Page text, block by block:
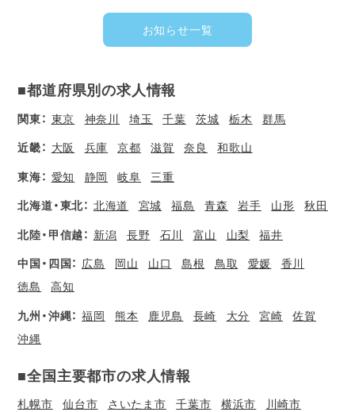
お知らせ一覧
■都道府県別の求人情報
関東： 東京 神奈川 埼玉 千葉 茨城 栃木 群馬
近畿： 大阪 兵庫 京都 滋賀 奈良 和歌山
東海： 愛知 静岡 岐阜 三重
北海道・東北： 北海道 宮城 福島 青森 岩手 山形 秋田
北陸・甲信越： 新潟 長野 石川 富山 山梨 福井
中国・四国： 広島 岡山 山口 島根 鳥取 愛媛
香川
徳島
高知
九州・沖縄： 福岡 熊本 鹿児島 長崎 大分 宮崎
佐賀
沖縄
■全国主要都市の求人情報
札幌市 仙台市 さいたま市 千葉市 横浜市
川崎市